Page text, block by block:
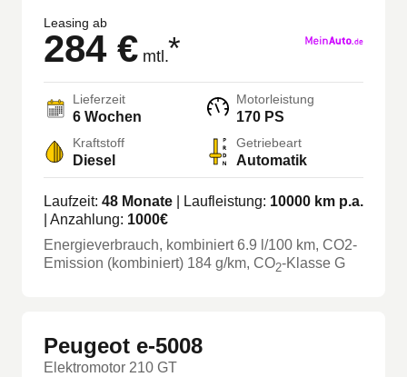
Leasing ab
284 € mtl.*
Lieferzeit
6 Wochen
Motorleistung
170 PS
Kraftstoff
Diesel
Getriebeart
Automatik
Laufzeit: 48 Monate | Laufleistung: 10000 km p.a.
| Anzahlung: 1000€
Energieverbrauch, kombiniert6.9 l/100 km, CO2-
Emission (kombiniert) 184 g/km, CO2-Klasse G
Peugeot e-5008
Elektromotor 210 GT